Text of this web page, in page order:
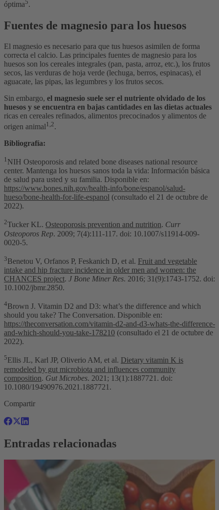
óptima5.
Fuentes de magnesio para los huesos
El magnesio es necesario para que tus huesos asimilen de forma
correcta el calcio. Las principales fuentes de magnesio para los
huesos son los cereales integrales (pan, pasta, arroz, etc.), los frutos
secos, las verduras de hoja verde (lechuga, berros, espinacas), el
aguacate, las pipas, las legumbres y los frutos secos.
Sin embargo, el magnesio suele ser el nutriente olvidado de los
huesos y se encuentra en bajas cantidades en las dietas actuales
ricas en cereales refinados, alimentos precocinados y alimentos de
origen animal1,2.
Bibliografía:
1 NIH Osteoporosis and related bone diseases national resource
center. Mantenga los huesos sanos toda la vida: Información básica
de salud para usted y su familia. Disponible en:
https://www.bones.nih.gov/health-info/bone/espanol/salud-
hueso/bone-health-for-life-espanol (consultado el 21 de octubre de
2022).
2Tucker KL. Osteoporosis prevention and nutrition. Curr
Osteoporos Rep. 2009; 7(4):111-117. doi: 10.1007/s11914-009-
0020-5.
3Benetou V, Orfanos P, Feskanich D, et al. Fruit and vegetable
intake and hip fracture incidence in older men and women: the
CHANCES project. J Bone Miner Res. 2016; 31(9):1743-1752. doi:
10.1002/jbmr.2850.
4Brown J. Vitamin D2 and D3: what’s the difference and which
should you take? The Conversation. Disponible en:
https://theconversation.com/vitamin-d2-and-d3-whats-the-difference-
and-which-should-you-take-178210 (consultado el 21 de octubre de
2022).
5Ellis JL, Karl JP, Oliverio AM, et al. Dietary vitamin K is
remodeled by gut microbiota and influences community
composition. Gut Microbes. 2021; 13(1):1887721. doi:
10.1080/19490976.2021.1887721.
Compartir
Entradas relacionadas